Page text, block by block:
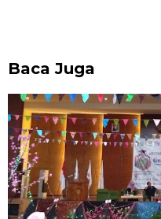
Baca Juga